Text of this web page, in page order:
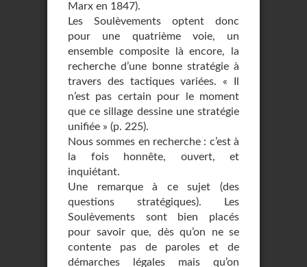
Marx en 1847).
Les Soulèvements optent donc
pour une quatrième voie, un
ensemble composite là encore, la
recherche d’une bonne stratégie à
travers des tactiques variées. « Il
n’est pas certain pour le moment
que ce sillage dessine une stratégie
unifiée » (p. 225).
Nous sommes en recherche : c’est à
la fois honnête, ouvert, et
inquiétant.
Une remarque à ce sujet (des
questions stratégiques). Les
Soulèvements sont bien placés
pour savoir que, dès qu’on ne se
contente pas de paroles et de
démarches légales mais qu’on